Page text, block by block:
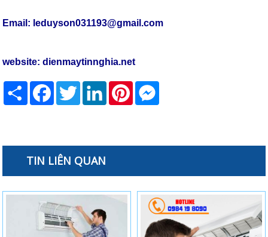
Email: leduyson031193@gmail.com
website:dienmaytinnghia.net
Share FacebookTwitter LinkedInPinterest
TIN LIÊN QUAN